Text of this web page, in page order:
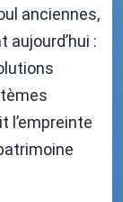
anciennes,
:
l’empreinte